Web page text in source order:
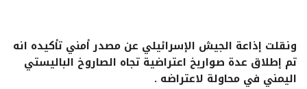
ونقلت إذاعة الجيش الإسرائيلي عن مصدر أمني تأكيده انه
تم إطلاق عدة صواريخ اعتراضية تجاه الصاروخ الباليستي
اليمني في محاولة لاعتراضه .